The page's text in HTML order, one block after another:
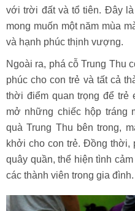
với trời đất và tổ tiên. Đây
mong muốn một năm mùa
và hạnh phúc thịnh vượng.
Ngoài ra, phá cỗ Trung Thu
phúc cho con trẻ và tất cả
thời điểm quan trọng để
mở những chiếc hộp tráng
quà Trung Thu bên trong,
khởi cho con trẻ. Đồng thời,
quây quần, thể hiện tình
các thành viên trong gia đình.